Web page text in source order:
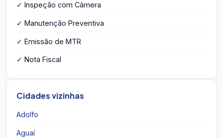
✓ Inspeção com Câmera
✓ Manutenção Preventiva
✓ Emissão de MTR
✓ Nota Fiscal
Cidades vizinhas
Adolfo
Aguaí